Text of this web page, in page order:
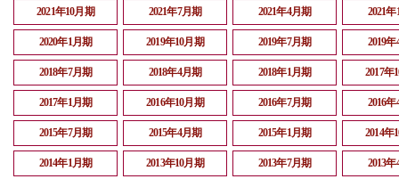
2021年10月期 2021年7月期 2021年4月期 2021
2020年1月期 2019年10月期 2019年7月期 2019
2018年7月期 2018年4月期 2018年1月期 2017年
2017年1月期 2016年10月期 2016年7月期 2016
2015年7月期 2015年4月期 2015年1月期 2014年
2014年1月期 2013年10月期 2013年7月期 2013